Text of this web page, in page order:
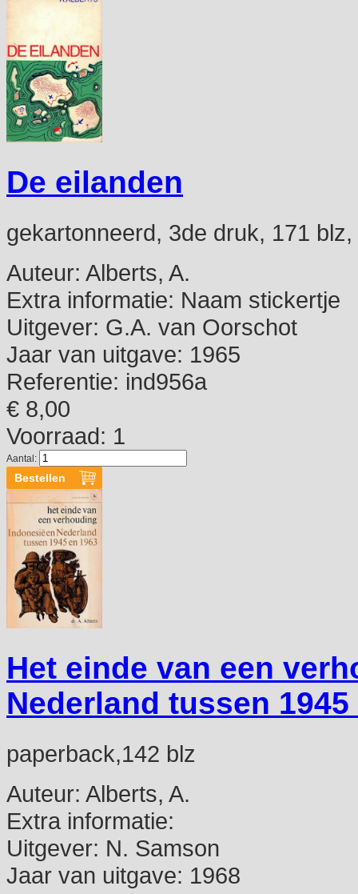
De eilanden
gekartonneerd, 3de druk, 171
Auteur: Alberts, A.
Extra informatie: Naam stickertje
Uitgever: G.A. van Oorschot
Jaar van uitgave: 1965
Referentie: ind956a
€ 8,00
Voorraad: 1
Aantal:
Het einde van een
Nederland tussen 1945
paperback,142 blz
Auteur: Alberts, A.
Extra informatie:
Uitgever: N. Samson
Jaar van uitgave: 1968